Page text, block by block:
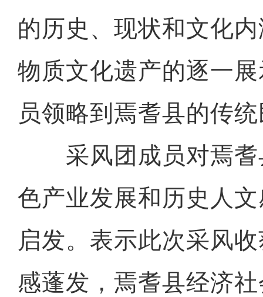
的历史、现状和文化
物质文化遗产的逐一
员领略到焉耆县的传
采风团成员对焉耆
色产业发展和历史人
启发。表示此次采风
感蓬发，焉耆县经济